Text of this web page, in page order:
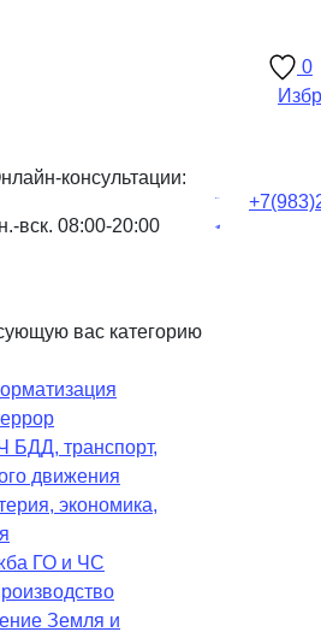
0
консультации:
вск. 08:00-20:00
+7(983)
вас категорию
БДД, транспорт,
движения
экономика,
ГО и ЧС
Земля и